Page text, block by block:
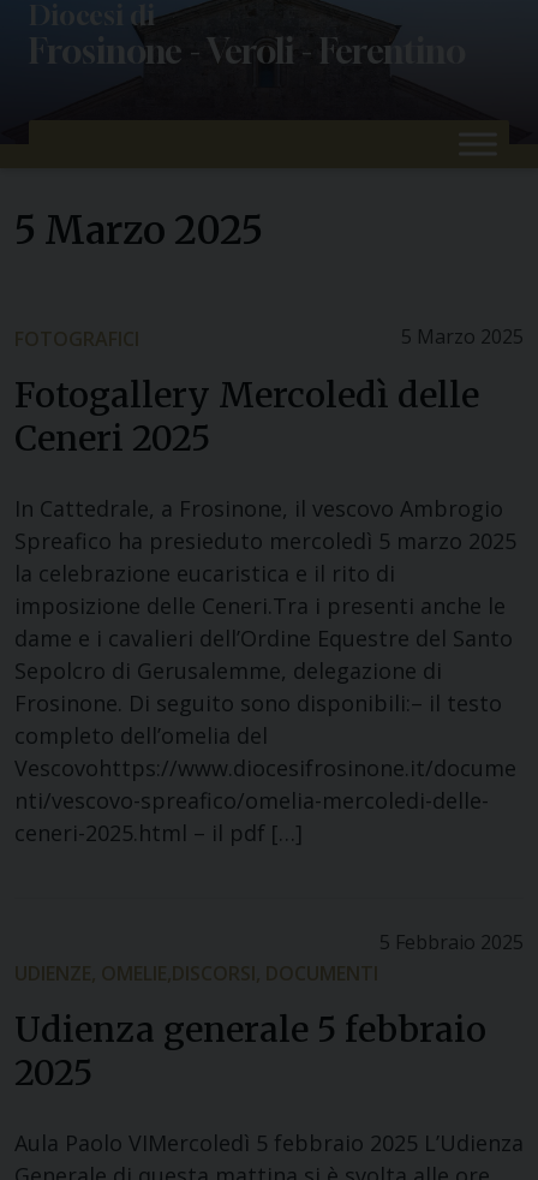
Diocesi di
Frosinone - Veroli - Ferentino
5 Marzo 2025
5 Marzo 2025
FOTOGRAFICI
Fotogallery Mercoledì delle
Ceneri 2025
In Cattedrale, a Frosinone, il vescovo Ambrogio
Spreafico ha presieduto mercoledì 5 marzo 2025
la celebrazione eucaristica e il rito di
imposizione delle Ceneri.Tra i presenti anche le
dame e i cavalieri dell’Ordine Equestre del Santo
Sepolcro di Gerusalemme, delegazione di
Frosinone. Di seguito sono disponibili:– il testo
completo dell’omelia del
Vescovohttps://www.diocesifrosinone.it/docume
nti/vescovo-spreafico/omelia-mercoledi-delle-
ceneri-2025.html – il pdf […]
5 Febbraio 2025
UDIENZE, OMELIE,DISCORSI, DOCUMENTI
Udienza generale 5 febbraio
2025
Aula Paolo VIMercoledì 5 febbraio 2025 L’Udienza